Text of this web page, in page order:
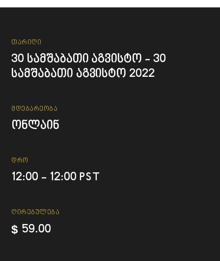
Თარიღი
30 სამშაბათი აგვისტო - 30
სამშაბათი აგვისტო 2022
Მდებარეობა
ონლაინ
Დრო
12:00 - 12:00 PST
ᲦᲘᲠᲔᲑᲣᲚᲔᲑᲐ
$ 59.00